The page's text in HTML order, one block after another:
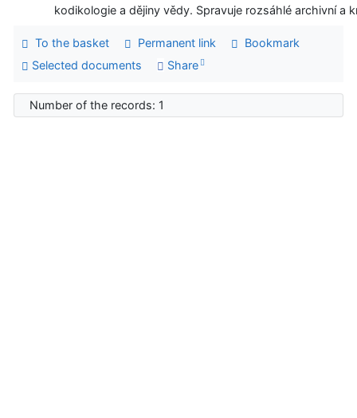
kodikologie a dějiny vědy. Spravuje rozsáhlé archivní a
To the basket Permanent link
Bookmark
Selected documents
Share
Number of the records: 1